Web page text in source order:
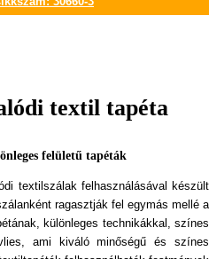
textil tapéta
felületű tapéták
textilszálak felhasználásával készült
ragasztják fel egymás mellé a
különleges technikákkal, színes
ami kiváló minőségű és színes